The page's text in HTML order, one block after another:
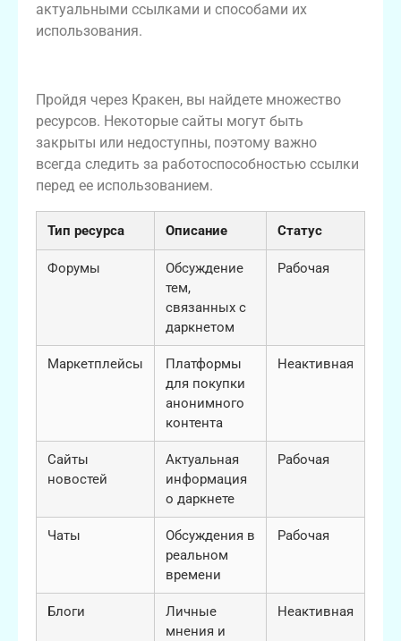
актуальными ссылками и способами их
использования.
Пройдя через Кракен, вы найдете множество
ресурсов. Некоторые сайты могут быть
закрыты или недоступны, поэтому важно
всегда следить за работоспособностью ссылки
перед ее использованием.
Тип ресурса Описание Статус
Форумы
Обсуждение
тем,
связанных с
даркнетом
Рабочая
Маркетплейсы
Платформы
для покупки
анонимного
контента
Неактивная
Сайты
новостей
Актуальная
информация
о даркнете
Рабочая
Чаты
Обсуждения в
реальном
времени
Рабочая
Блоги
Личные
мнения и
Неактивная